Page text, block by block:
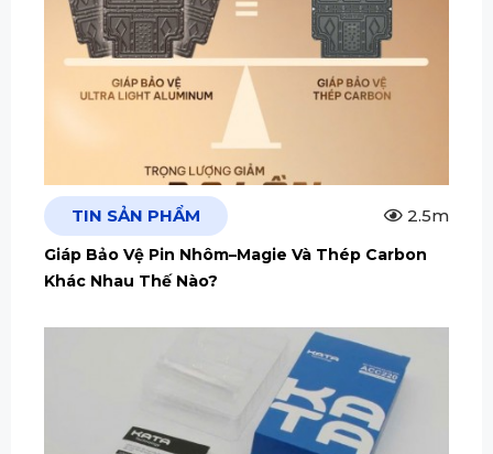
TIN SẢN PHẨM 2.5m
Giáp Bảo Vệ Pin Nhôm–Magie Và Thép Carbon
Khác Nhau Thế Nào?